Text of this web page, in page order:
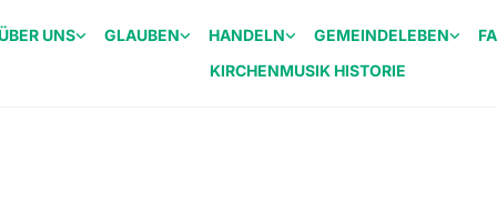
UNS GLAUBEN HANDELN GEMEINDELEBEN
KIRCHENMUSIK HISTORIE